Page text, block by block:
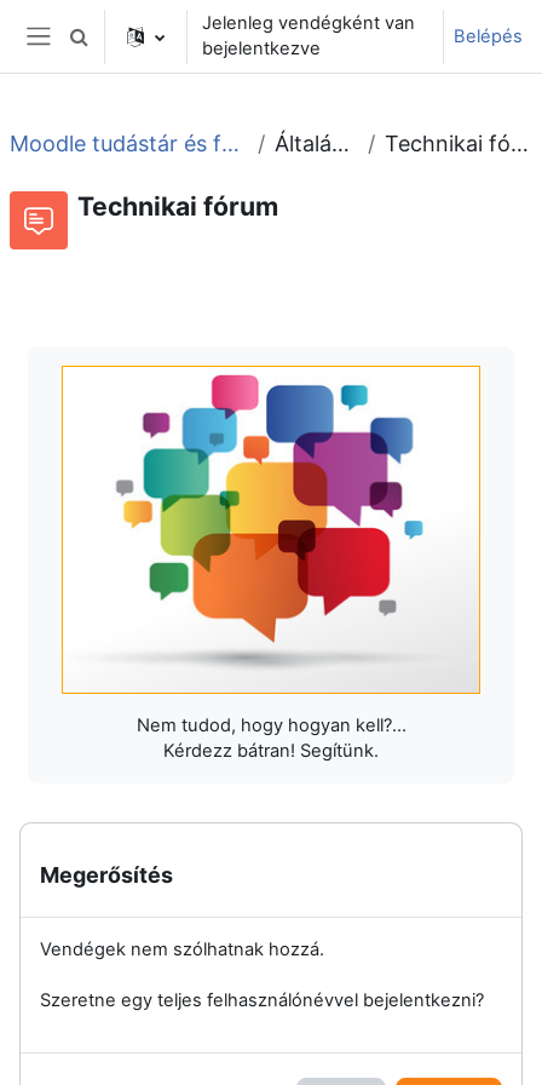
Tovább a fő tartalomhoz
Oldalpanel
Keresési bemeneti adatok váltása
Jelenleg vendégként van
bejelentkezve
Belépés
Moodle tudástár és fórum Általános Technikai fórum
Technikai fórum
Nem tudod, hogy hogyan kell?...
Kérdezz bátran! Segítünk.
Megerősítés
Vendégek nem szólhatnak hozzá.
Szeretne egy teljes felhasználónévvel bejelentkezni?